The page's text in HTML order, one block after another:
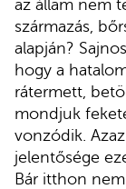
az állam nem
származás,
alapján?
hogy a
rátermett,
mondjuk
vonzódik.
jelentősége
Bár itthon